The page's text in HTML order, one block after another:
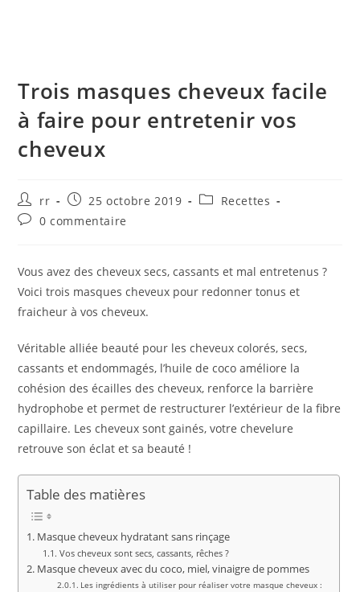
Trois masques cheveux facile
à faire pour entretenir vos
cheveux
Auteur/autrice
de
la
rr
Publication
publiée :
25 octobre 2019
PostRecettes
Commentaires
publication :
0 commentaire
Vous avez des cheveux secs, cassants et mal entretenus ?
Voici trois masques cheveux pour redonner tonus et
fraicheur à vos cheveux.
Véritable alliée beauté pour les cheveux colorés, secs,
cassants et endommagés, l’huile de coco améliore la
cohésion des écailles des cheveux, renforce la barrière
hydrophobe et permet de restructurer l’extérieur de la fibre
capillaire. Les cheveux sont gainés, votre chevelure
retrouve son éclat et sa beauté !
Table des matières
Masque cheveux hydratant sans rinçage
Vos cheveux sont secs, cassants, rêches ?
Masque cheveux avec du coco, miel, vinaigre de pommes
Les ingrédients à utiliser pour réaliser votre masque cheveux :